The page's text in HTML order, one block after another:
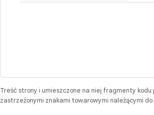
Treść strony i umieszczone na niej fragmenty
zastrzeżonymi znakami towarowymi należącymi